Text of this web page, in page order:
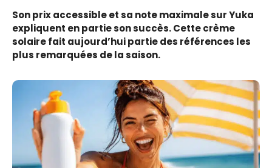
Son prix accessible et sa note maximale sur Yuka
expliquent en partie son succès. Cette crème
solaire fait aujourd’hui partie des références les
plus remarquées de la saison.